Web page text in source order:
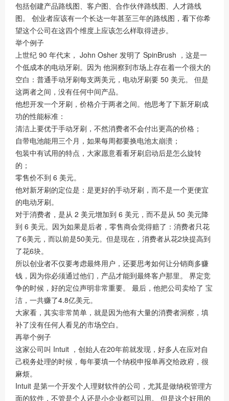
包括创建产品路线图、客户图、合作伙伴路线图、人才路线
图。 创业者应该有一个长达一年甚至三年的路线图，看下你希
望这个公司在这四个维度上应该怎么样取得进步。
举个例子
上世纪 90 年代末， John Osher 发明了 SpinBrush ，这是一
个低成本的电动牙刷。因为 他洞察到市场上存在着一个很大的
空白：普通手动牙刷每支两美元，电动牙刷要 50 美元。 但是
这两者之间，没有任何中间产品。
他想开发一个牙刷，价格介于两者之间。他思考了下新牙刷成
功的性能标准：
清洁上要优于手动牙刷，不然消费者不会付出更高的价格；
自带电池能用三个月，如果每周都要换电池太崩溃；
包装中有试用的特点，大家愿意看看牙刷启动后是怎么旋转
的；
零售价不到 6 美元。
他对新牙刷的定位是：是更好的手动牙刷，而不是一个更便宜
的电动牙刷。
对于消费者，是从 2 美元增加到 6 美元，而不是从 50 美元降
到 6 美元。因为如果是后者，零售商会觉得赔了：消费者只花
了6美元，而以前是50美元。但是现在，消费者从花2块提高到
了花6块。
所以创业者不仅要考虑最终用户，还要思考如何让分销商多赚
钱，因为你必须通过他们，产品才能到最终客户那里。 界定竞
争的时候，好的定位声明非常重要。 最后，他把公司卖给了 宝
洁，一共赚了4.8亿美元。
大家看，其实非常简单，就是因为他有大量的消费者洞察，填
补了没有任何人看见的市场空白。
再举个例子
这家公司叫 Intuit ，创始人在20年前就发现，好多人在应对自
己税务处理的时候，每年要填一个纳税申报单再交给政府，很
麻烦。
Intuit 是第一个开发个人理财软件的公司，尤其是做纳税管理方
面的软件，不管是个人还是小企业都可以用。 但是这个好用的